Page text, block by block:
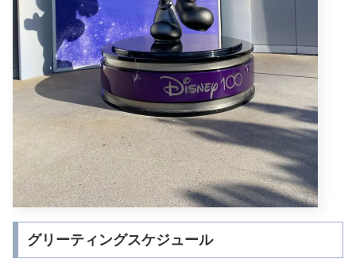
グリーティングスケジュール